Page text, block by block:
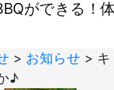
ができる！
> お知らせ > キ
♪